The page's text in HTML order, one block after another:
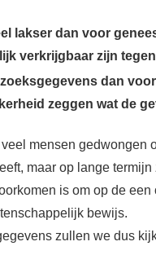
lakser dan voor
verkrijgbaar zijn
dan
zeggen wat de
mensen
maar op lange
is om op de
bewijs.
zullen we dus